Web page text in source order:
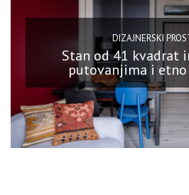
DIZAJNERSKI
Stan od 41 kvadrat
putovanjima i